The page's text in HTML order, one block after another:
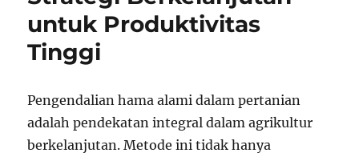
untuk Produktivitas
Tinggi
Pengendalian hama alami dalam pertanian
adalah pendekatan integral dalam agrikultur
berkelanjutan. Metode ini tidak hanya